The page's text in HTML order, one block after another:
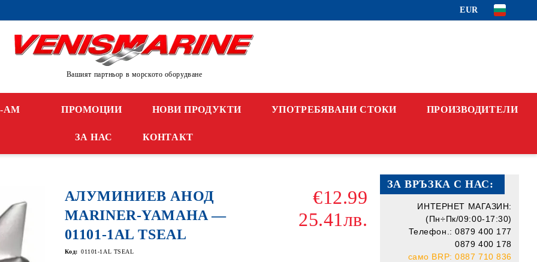
EUR
Вашият партньор в морското оборудване
AM ПРОМОЦИИ НОВИ ПРОДУКТИ УПОТРЕБЯВАНИ СТОКИ ПРОИЗВОДИТЕЛИ
ЗА НАС КОНТАКТ
АЛУМИНИЕВ АНОД
MARINER-YAMAHA —
01101-1AL TSEAL
€12.99
25.41лв.
Код: 01101-1AL TSEAL
ЗА ВРЪЗКА С НАС:
ИНТЕРНЕТ МАГАЗИН:
(Пн÷Пк/09:00-17:30)
Телефон.: 0879 400 177
0879 400 178
само BRP: 0887 710 836